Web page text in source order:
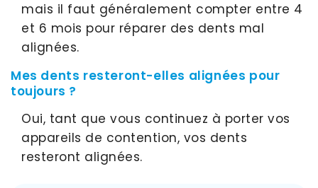
mais il faut généralement compter entre 4
et 6 mois pour réparer des dents mal
alignées.
Mes dents resteront-elles alignées pour
toujours ?
Oui, tant que vous continuez à porter vos
appareils de contention, vos dents
resteront alignées.